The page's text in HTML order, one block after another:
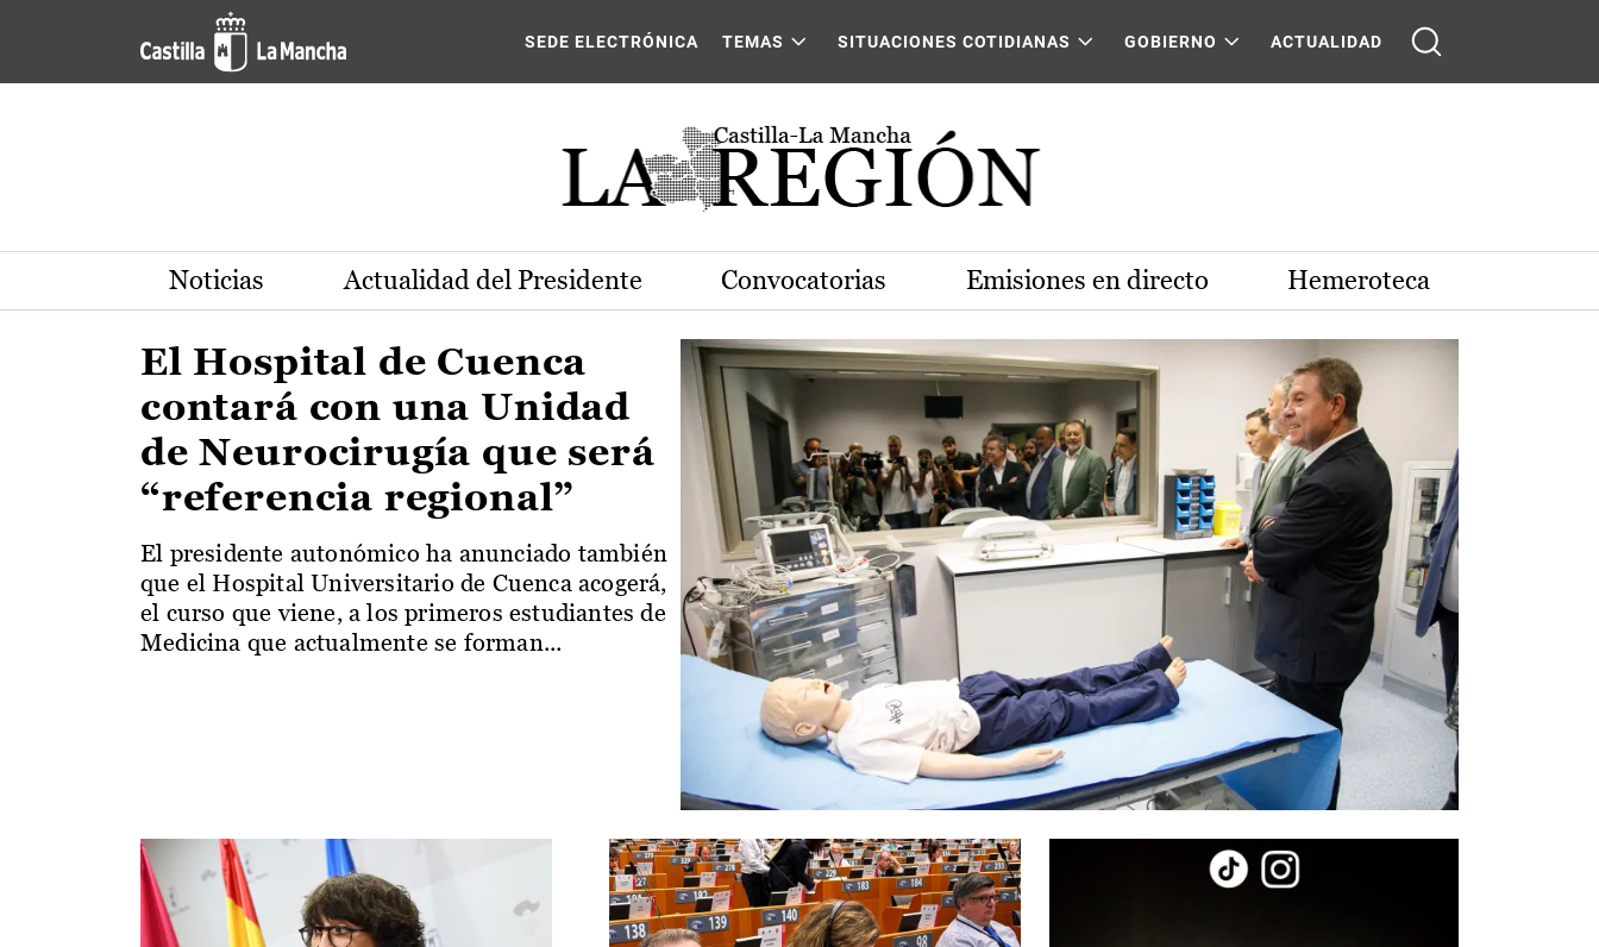
Pasar al contenido principal
Actualidad de la región de Castilla-La Mancha
SEDE ELECTRÓNICA TEMAS SITUACIONES COTIDIANAS GOBIERNO ACTUALIDAD
Noticias Actualidad del Presidente Convocatorias Emisiones en directo Hemeroteca
El Hospital de Cuenca
contará con una Unidad
de Neurocirugía que será
“referencia regional”
El presidente autonómico ha anunciado también
que el Hospital Universitario de Cuenca acogerá,
el curso que viene, a los primeros estudiantes de
Medicina que actualmente se forman...